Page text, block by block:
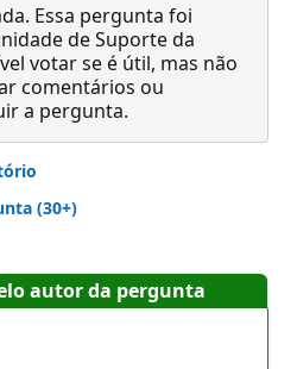
Essa pergunta foi
de Suporte da
votar se é útil, mas não
comentários ou
a pergunta.
(30+)
autor da pergunta